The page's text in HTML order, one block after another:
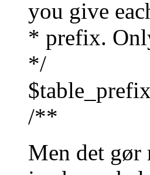
you give
* prefix.
*/
/**
Men det gør